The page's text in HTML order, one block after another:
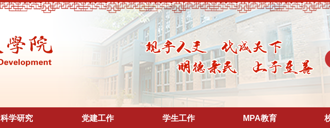
科学研究 党建工作 学生工作 MPA教育